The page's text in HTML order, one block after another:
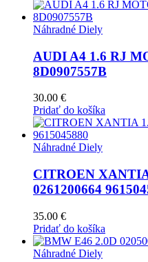
Náhradné Diely
AUDI A4 1.6 RJ
8D0907557B
30.00 €
Pridať do košíka
Náhradné Diely
CITROEN
0261200664
35.00 €
Pridať do košíka
Náhradné Diely